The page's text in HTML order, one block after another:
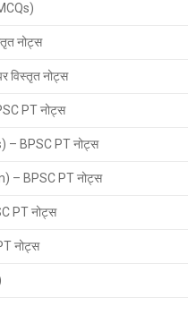
नोट्स
विस्तृत नोट्स
PT नोट्स
– BPSC PT नोट्स
– BPSC PT नोट्स
PT नोट्स
नोट्स